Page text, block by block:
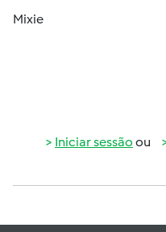
Mixie
Iniciar sessão ou